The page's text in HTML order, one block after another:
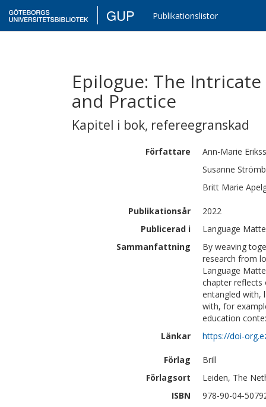
GUP Publikationslistor
Epilogue: The
and Practice
Kapitel i bok, refereegranskad
Författare Ann-Marie
Susanne
Britt Marie
Publikationsår
2022
Publicerad i
Language
Sammanfattning
By weaving
research from
Language
chapter reflects
entangled with,
with, for
education
Länkar
https://doi-
Förlag
Brill
Förlagsort
Leiden, The
ISBN
978-90-04-